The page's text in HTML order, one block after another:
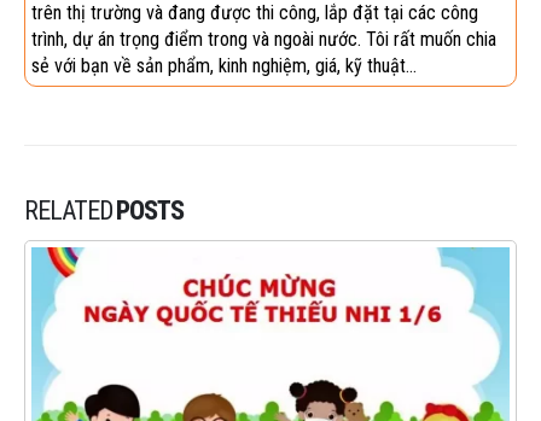
trên thị trường và đang được thi công, lắp đặt tại các công
trình, dự án trọng điểm trong và ngoài nước. Tôi rất muốn chia
sẻ với bạn về sản phẩm, kinh nghiệm, giá, kỹ thuật...
RELATED POSTS